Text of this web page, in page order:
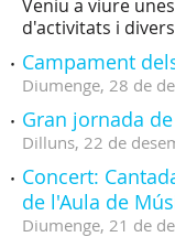
Veniu a viure
d'activitats i
Campament
Diumenge, 28 de
Gran jornada de
Dilluns, 22 de
Concert:
de l'Aula de
Diumenge, 21 de